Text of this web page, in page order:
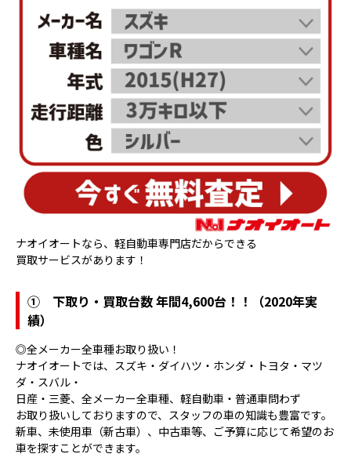
ナオイオートなら、軽自動車専門店だからできる
買取サービスがあります！
① 下取り・買取台数 年間4,600台！！（2020年実
績）
◎全メーカー全車種お取り扱い！
ナオイオートでは、スズキ・ダイハツ・ホンダ・トヨタ・マツ
ダ・スバル・
日産・三菱、全メーカー全車種、軽自動車・普通車問わず
お取り扱いしておりますので、スタッフの車の知識も豊富です。
新車、未使用車（新古車）、中古車等、ご予算に応じて希望のお
車を探すことができます。